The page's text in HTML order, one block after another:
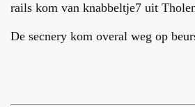
rails kom van knabbeltje7 uit
De secnery kom overal weg op